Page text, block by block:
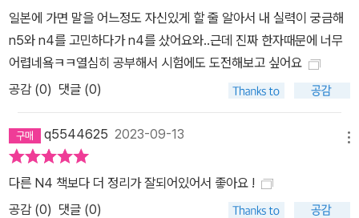
일본에 가면 말을 어느정도 자신있게 할 줄 알아서 내 실력이 궁금해
n5와 n4를 고민하다가 n4를 샀어요와..근데 진짜 한자때문에 너무
어렵네욬ㅋㅋ열심히 공부해서 시험에도 도전해보고 싶어요
공감 (0) 댓글 (0)
q5544625 2023-09-13
다른 N4 책보다 더 정리가 잘되어있어서 좋아요 !
공감 (0) 댓글 (0)